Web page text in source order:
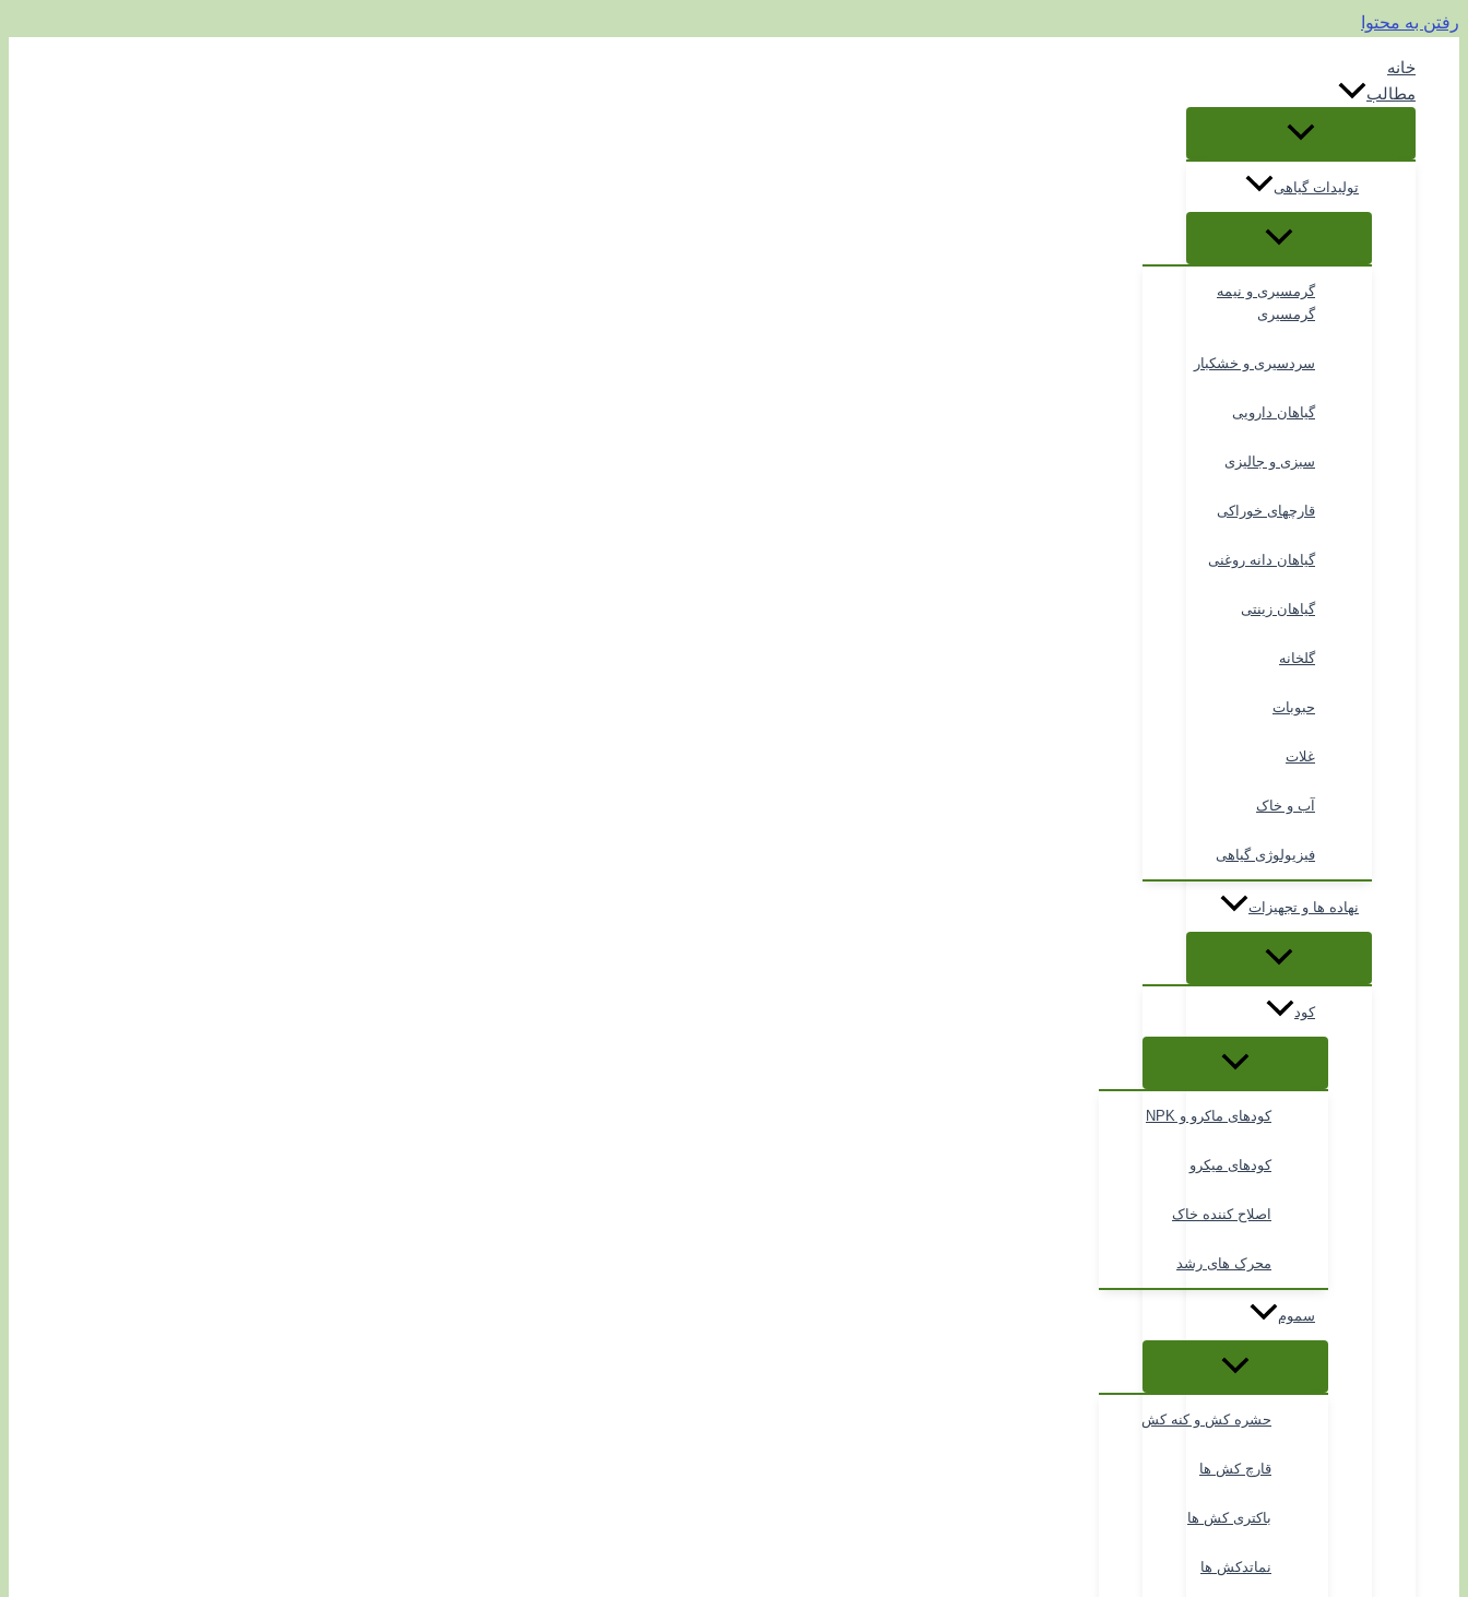
رفتن به محتوا
خانه
مطالب
تولیدات گیاهی
گرمسیری و نیمه
گرمسیری
سردسیری و خشکبار
گیاهان دارویی
سبزی و جالیزی
قارچهای خوراکی
گیاهان دانه روغنی
گیاهان زینتی
گلخانه
حبوبات
غلات
آب و خاک
فیزیولوژی گیاهی
نهاده ها و تجهیزات
کود
کودهای ماکرو و NPK
کودهای میکرو
اصلاح کننده خاک
محرک های رشد
سموم
حشره کش و کنه کش
قارچ کش ها
باکتری کش ها
نماتدکش ها